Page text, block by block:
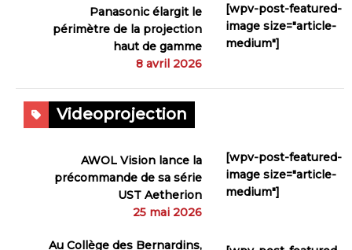
Panasonic élargit le
périmètre de la projection
haut de gamme
8 avril 2026
[wpv-post-featured-
image size="article-
medium"]
Videoprojection
AWOL Vision lance la
précommande de sa série
UST Aetherion
25 mai 2026
[wpv-post-featured-
image size="article-
medium"]
Au Collège des Bernardins,